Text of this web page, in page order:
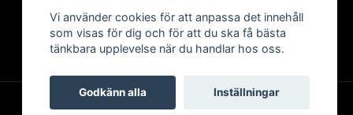
Vi använder cookies för att anpassa det innehåll
som visas för dig och för att du ska få bästa
tänkbara upplevelse när du handlar hos oss.
Godkänn alla Inställningar